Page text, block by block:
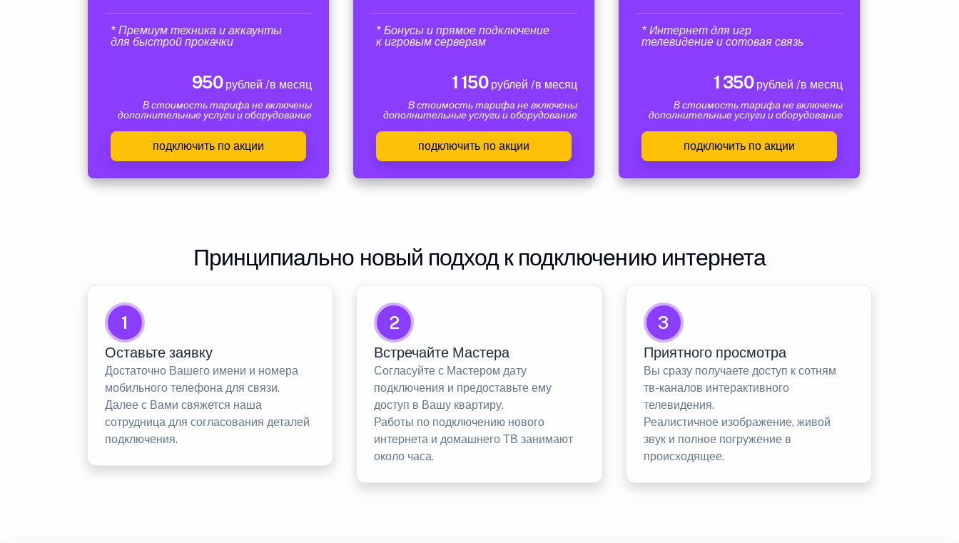
* Премиум техника и аккаунты
для быстрой прокачки
950рублей /в месяц
В стоимость тарифа не включены
дополнительные услуги и оборудование
подключить по акции
* Бонусы и прямое подключение
к игровым серверам
1 150рублей /в месяц
В стоимость тарифа не включены
дополнительные услуги и оборудование
подключить по акции
* Интернет для игр
телевидение и сотовая связь
1 350рублей /в месяц
В стоимость тарифа не включены
дополнительные услуги и оборудование
подключить по акции
Принципиально новый подход к подключению интернета
1
Оставьте заявку
Достаточно Вашего имени и номера
мобильного телефона для связи.
Далее с Вами свяжется наша
сотрудница для согласования деталей
подключения.
2
Встречайте Мастера
Согласуйте с Мастером дату
подключения и предоставьте ему
доступ в Вашу квартиру.
Работы по подключению нового
интернета и домашнего ТВ занимают
около часа.
3
Приятного просмотра
Вы сразу получаете доступ к сотням
тв-каналов интерактивного
телевидения.
Реалистичное изображение, живой
звук и полное погружение в
происходящее.